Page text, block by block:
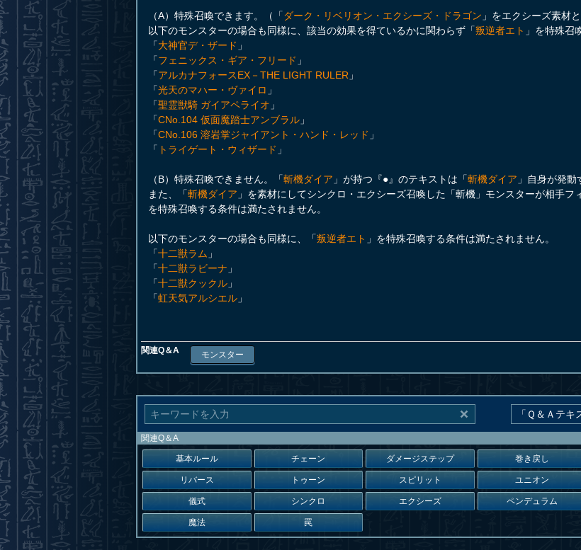
（A）特殊召喚できます。（「 ダーク・リベリオン・エクシーズ・ドラゴン 」をエクシーズ素材
以下のモンスターの場合も同様に、該当の効果を得ているかに関わらず「叛逆者エト 」を特殊召
「大神官デ・ザード 」
「フェニックス・ギア・フリード 」
「アルカナフォースEX－THE LIGHT RULER 」
「光天のマハー・ヴァイロ 」
「聖霊獣騎 ガイアペライオ 」
「CNo.104 仮面魔踏士アンブラル 」
「CNo.106 溶岩掌ジャイアント・ハンド・レッド 」
「 トライゲート・ウィザード 」
（B）特殊召喚できません。「斬機ダイア 」が持つ『●』のテキストは「斬機ダイア 」自身が発動
また、「斬機ダイア 」を素材にしてシンクロ・エクシーズ召喚した「斬機」モンスターが相手フ
を特殊召喚する条件は満たされません。
以下のモンスターの場合も同様に、「叛逆者エト 」を特殊召喚する条件は満たされません。
「十二獣ラム 」
「十二獣ラビーナ 」
「十二獣クックル 」
「虹天気アルシエル 」
関連Q＆A モンスター
関連Q＆A
基本ルール チェーン ダメージステップ 巻き戻し
リバース トゥーン スピリット ユニオン
儀式 シンクロ エクシーズ ペンデュラム
魔法 罠